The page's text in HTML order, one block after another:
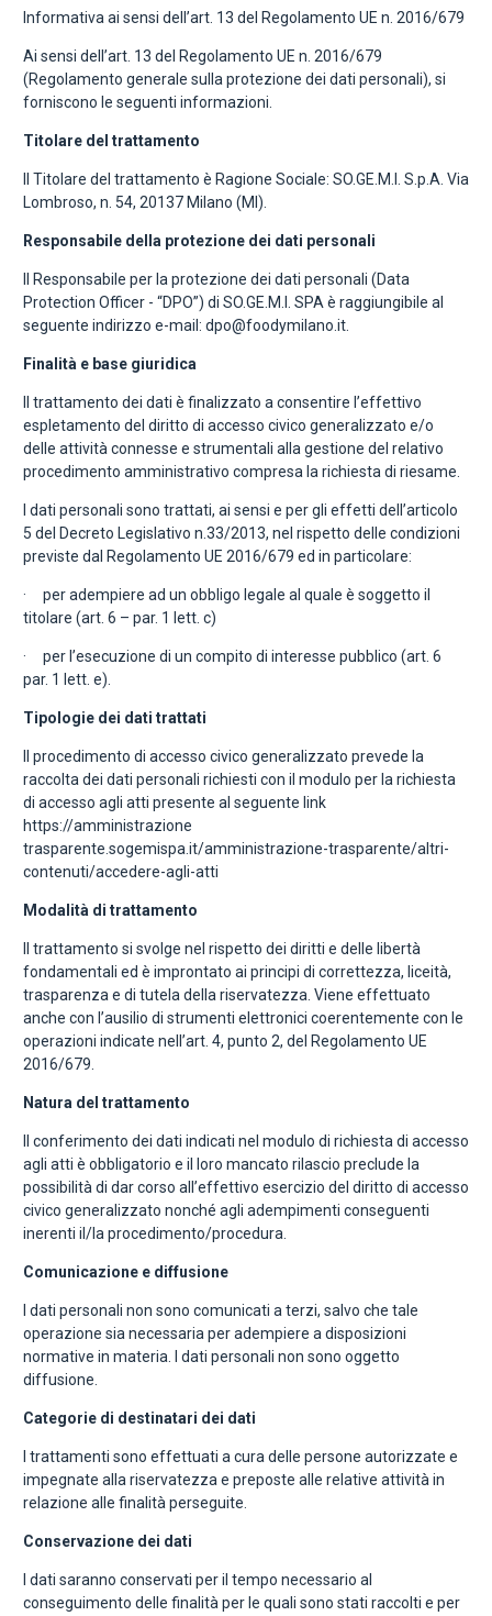
Informativa ai sensi dell’art. 13 del Regolamento UE n. 2016/679
Ai sensi dell’art. 13 del Regolamento UE n. 2016/679
(Regolamento generale sulla protezione dei dati personali), si
forniscono le seguenti informazioni.
Titolare del trattamento
Il Titolare del trattamento è Ragione Sociale: SO.GE.M.I. S.p.A. Via
Lombroso, n. 54, 20137 Milano (MI).
Responsabile della protezione dei dati personali
Il Responsabile per la protezione dei dati personali (Data
Protection Officer - “DPO”) di SO.GE.M.I. SPA è raggiungibile al
seguente indirizzo e-mail: dpo@foodymilano.it.
Finalità e base giuridica
Il trattamento dei dati è finalizzato a consentire l’effettivo
espletamento del diritto di accesso civico generalizzato e/o
delle attività connesse e strumentali alla gestione del relativo
procedimento amministrativo compresa la richiesta di riesame.
I dati personali sono trattati, ai sensi e per gli effetti dell’articolo
5 del Decreto Legislativo n.33/2013, nel rispetto delle condizioni
previste dal Regolamento UE 2016/679 ed in particolare:
· per adempiere ad un obbligo legale al quale è soggetto il
titolare (art. 6 – par. 1 lett. c)
· per l’esecuzione di un compito di interesse pubblico (art. 6
par. 1 lett. e).
Tipologie dei dati trattati
Il procedimento di accesso civico generalizzato prevede la
raccolta dei dati personali richiesti con il modulo per la richiesta
di accesso agli atti presente al seguente link
https://amministrazione
trasparente.sogemispa.it/amministrazione-trasparente/altri-
contenuti/accedere-agli-atti
Modalità di trattamento
Il trattamento si svolge nel rispetto dei diritti e delle libertà
fondamentali ed è improntato ai principi di correttezza, liceità,
trasparenza e di tutela della riservatezza. Viene effettuato
anche con l’ausilio di strumenti elettronici coerentemente con le
operazioni indicate nell’art. 4, punto 2, del Regolamento UE
2016/679.
Natura del trattamento
Il conferimento dei dati indicati nel modulo di richiesta di accesso
agli atti è obbligatorio e il loro mancato rilascio preclude la
possibilità di dar corso all’effettivo esercizio del diritto di accesso
civico generalizzato nonché agli adempimenti conseguenti
inerenti il/la procedimento/procedura.
Comunicazione e diffusione
I dati personali non sono comunicati a terzi, salvo che tale
operazione sia necessaria per adempiere a disposizioni
normative in materia. I dati personali non sono oggetto
diffusione.
Categorie di destinatari dei dati
I trattamenti sono effettuati a cura delle persone autorizzate e
impegnate alla riservatezza e preposte alle relative attività in
relazione alle finalità perseguite.
Conservazione dei dati
I dati saranno conservati per il tempo necessario al
conseguimento delle finalità per le quali sono stati raccolti e per